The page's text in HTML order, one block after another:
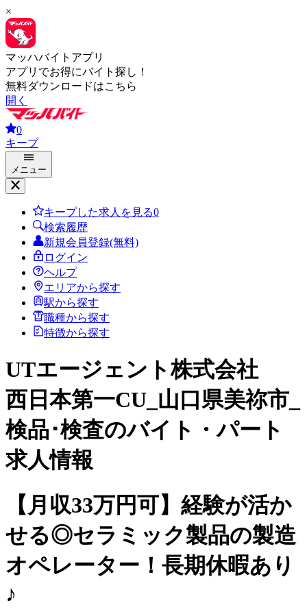
×
マッハバイトアプリ
アプリでお得にバイト探し！
無料ダウンロードはこちら
開く
0
キープ
メニュー
キープした求人を見る0
検索履歴
新規会員登録(無料)
ログイン
ヘルプ
エリアから探す
駅から探す
職種から探す
特徴から探す
UTエージェント株式会社
西日本第一CU_山口県美祢市_
検品･検査のバイト・パート
求人情報
【月収33万円可】経験が活か
せる◎セラミック製品の製造
オペレーター！長期休暇あり
♪